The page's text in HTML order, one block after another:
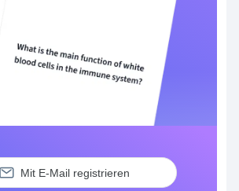
Mit E-Mail registrieren